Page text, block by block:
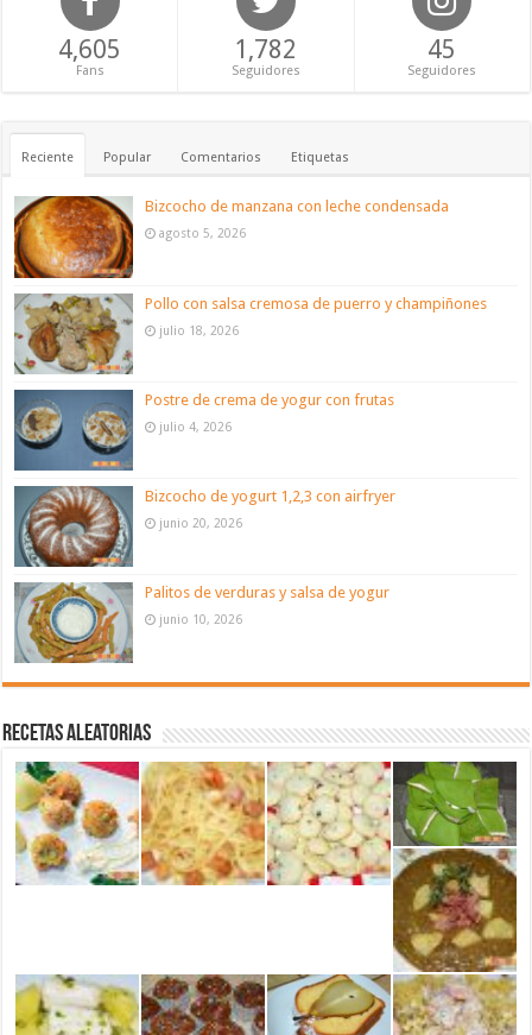
4,605
Fans
1,782
Seguidores
45
Seguidores
Reciente Popular Comentarios Etiquetas
Bizcocho de manzana con leche condensada
agosto 5, 2026
Pollo con salsa cremosa de puerro y champiñones
julio 18, 2026
Postre de crema de yogur con frutas
julio 4, 2026
Bizcocho de yogurt 1,2,3 con airfryer
junio 20, 2026
Palitos de verduras y salsa de yogur
junio 10, 2026
Recetas aleatorias